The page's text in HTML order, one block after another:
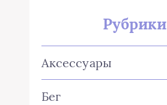
Рубрики
Аксессуары
Бег